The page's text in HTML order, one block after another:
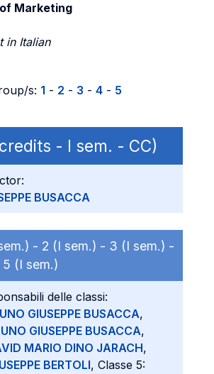
Marketing
in Italian
s: 1 - 2 - 3 - 4 - 5
- I sem. - CC)
BUSACCA
- 2 (I sem.) - 3 (I sem.) -
5 (I sem.)
delle classi:
GIUSEPPE BUSACCA,
GIUSEPPE BUSACCA,
MARIO DINO JARACH,
BERTOLI, Classe 5: